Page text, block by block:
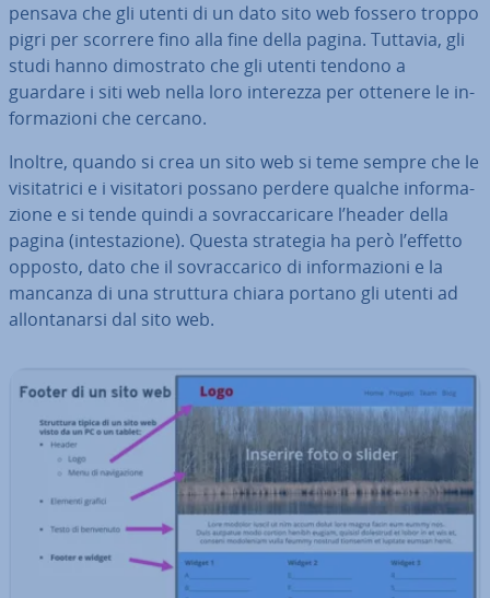
pensava che gli utenti di un dato sito web fossero troppo
pigri per scorrere fino alla fine della pagina. Tuttavia, gli
studi hanno di­mo­stra­to che gli utenti tendono a
guardare i siti web nella loro interezza per ottenere le in­
for­ma­zio­ni che cercano.
Inoltre, quando si crea un sito web si teme sempre che le
vi­si­ta­tri­ci e i vi­si­ta­to­ri possano perdere qualche in­for­ma­
zio­ne e si tende quindi a so­vrac­ca­ri­ca­re l’header della
pagina (in­te­sta­zio­ne). Questa strategia ha però l’effetto
opposto, dato che il so­vrac­ca­ri­co di in­for­ma­zio­ni e la
mancanza di una struttura chiara portano gli utenti ad
al­lon­ta­nar­si dal sito web.